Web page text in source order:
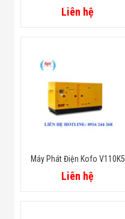
Liên hệ
Máy Phát Điện Kofo V110K5
Liên hệ